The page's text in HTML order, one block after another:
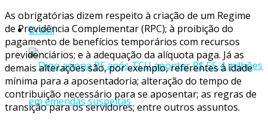
Brasil
As obrigatórias dizem respeito à criação de um Regime
de Previdência Complementar (RPC); à proibição do
pagamento de benefícios temporários com recursos
previdenciários; e à adequação da alíquota paga. Já as
demais alterações são, por exemplo, referentes à idade
mínima para a aposentadoria; alteração do tempo de
contribuição necessário para se aposentar; as regras de
transição para os servidores; entre outros assuntos.